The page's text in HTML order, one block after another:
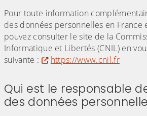
Pour toute information
des données personnelles en France
pouvez consulter le site de la
Informatique et Libertés (CNIL) en
suivante :
https://www.cnil.fr
Qui est le responsable
des données